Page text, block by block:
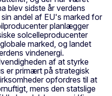
blev sidste år verdens
andel af EU's marked for
planlægger
solcelleproducenter
marked, og landet
vindenergi.
af at styrke
er primært på strategisk
opfordres til at
mens den statslige